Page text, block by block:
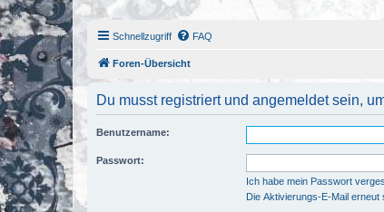
Schnellzugriff FAQ
Foren-Übersicht
Du musst registriert und angemeldet sein,
Benutzername:
Passwort:
Ich habe mein Passwort
Die Aktivierungs-E-Mail erneut